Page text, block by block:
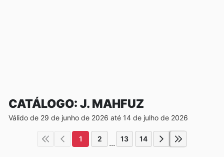
CATÁLOGO: J. MAHFUZ
Válido de 29 de junho de 2026 até 14 de julho de 2026
1 2 ... 13 14